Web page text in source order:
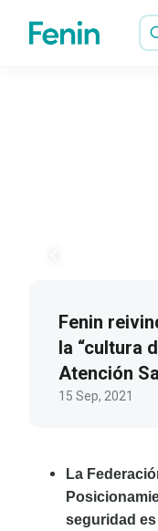
Fenin
la “cultura
Atención
15 Sep, 2021
La
seguridad